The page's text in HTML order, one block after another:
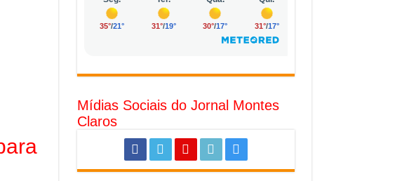
de lucro seguro com solar, eólica e hidrogênio verde
ideal para seu imóvel
ruídos no mercadoMídias Sociais do Jornal Montes
Claros